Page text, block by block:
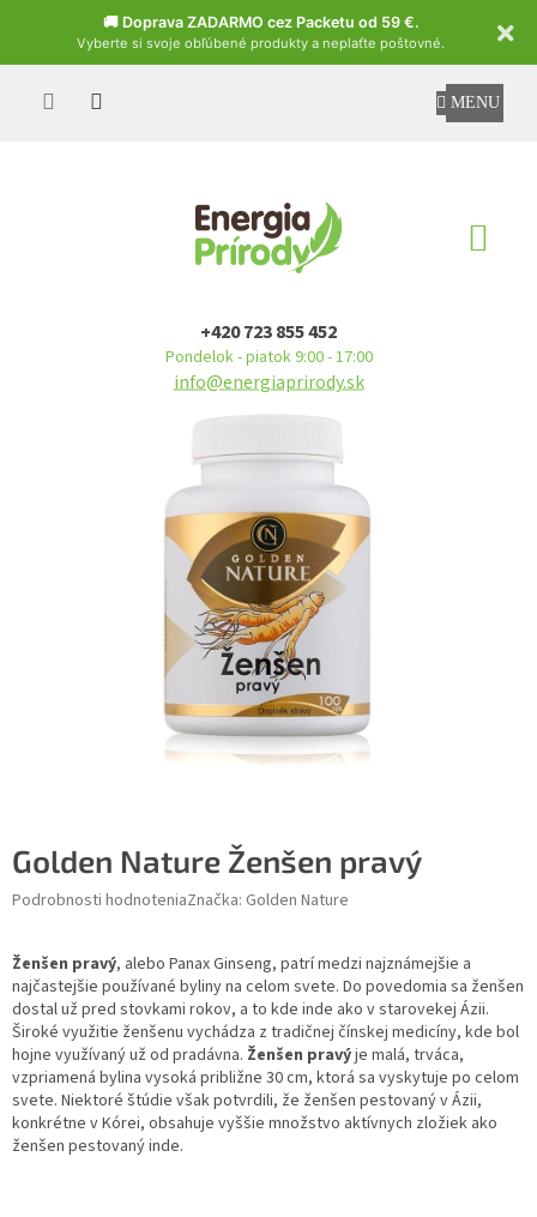
🚚 Doprava ZADARMO cez Packetu od 59 €.
Vyberte si svoje obľúbené produkty a neplaťte poštovné.
Czech
+420 723 855 452
Pondelok - piatok 9:00 - 17:00
info@energiaprirody.sk
Golden Nature Ženšen pravý
Podrobnosti hodnoteniaZnačka: Golden Nature
Ženšen pravý, alebo Panax Ginseng, patrí medzi najznámejšie a
najčastejšie používané byliny na celom svete. Do povedomia sa ženšen
dostal už pred stovkami rokov, a to kde inde ako v starovekej Ázii.
Široké využitie ženšenu vychádza z tradičnej čínskej medicíny, kde bol
hojne využívaný už od pradávna. Ženšen pravýje malá, trváca,
vzpriamená bylina vysoká približne 30 cm, ktorá sa vyskytuje po celom
svete. Niektoré štúdie však potvrdili, že ženšen pestovaný v Ázii,
konkrétne v Kórei, obsahuje vyššie množstvo aktívnych zložiek ako
ženšen pestovaný inde.